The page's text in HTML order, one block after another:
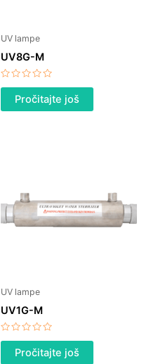
UV lampe
UV8G-M
Ocenjeno
sa
od
Pročitajte još
UV lampe
UV1G-M
Ocenjeno
saPročitajte još